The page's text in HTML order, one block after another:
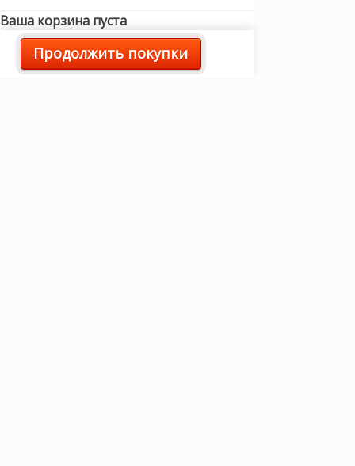
Ваша корзина пуста
Продолжить покупки